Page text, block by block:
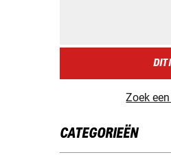
DIT
Zoek
CATEGORIEËN